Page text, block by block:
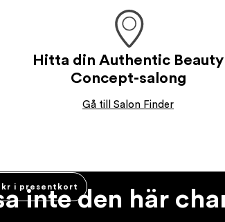
Hitta din Authentic Beauty
Concept-salong
Gå till Salon Finder
kr i presentkort
inte den här